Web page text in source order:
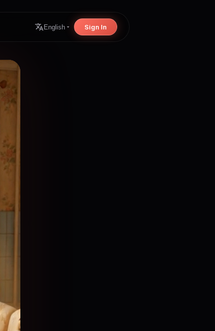
English Sign In